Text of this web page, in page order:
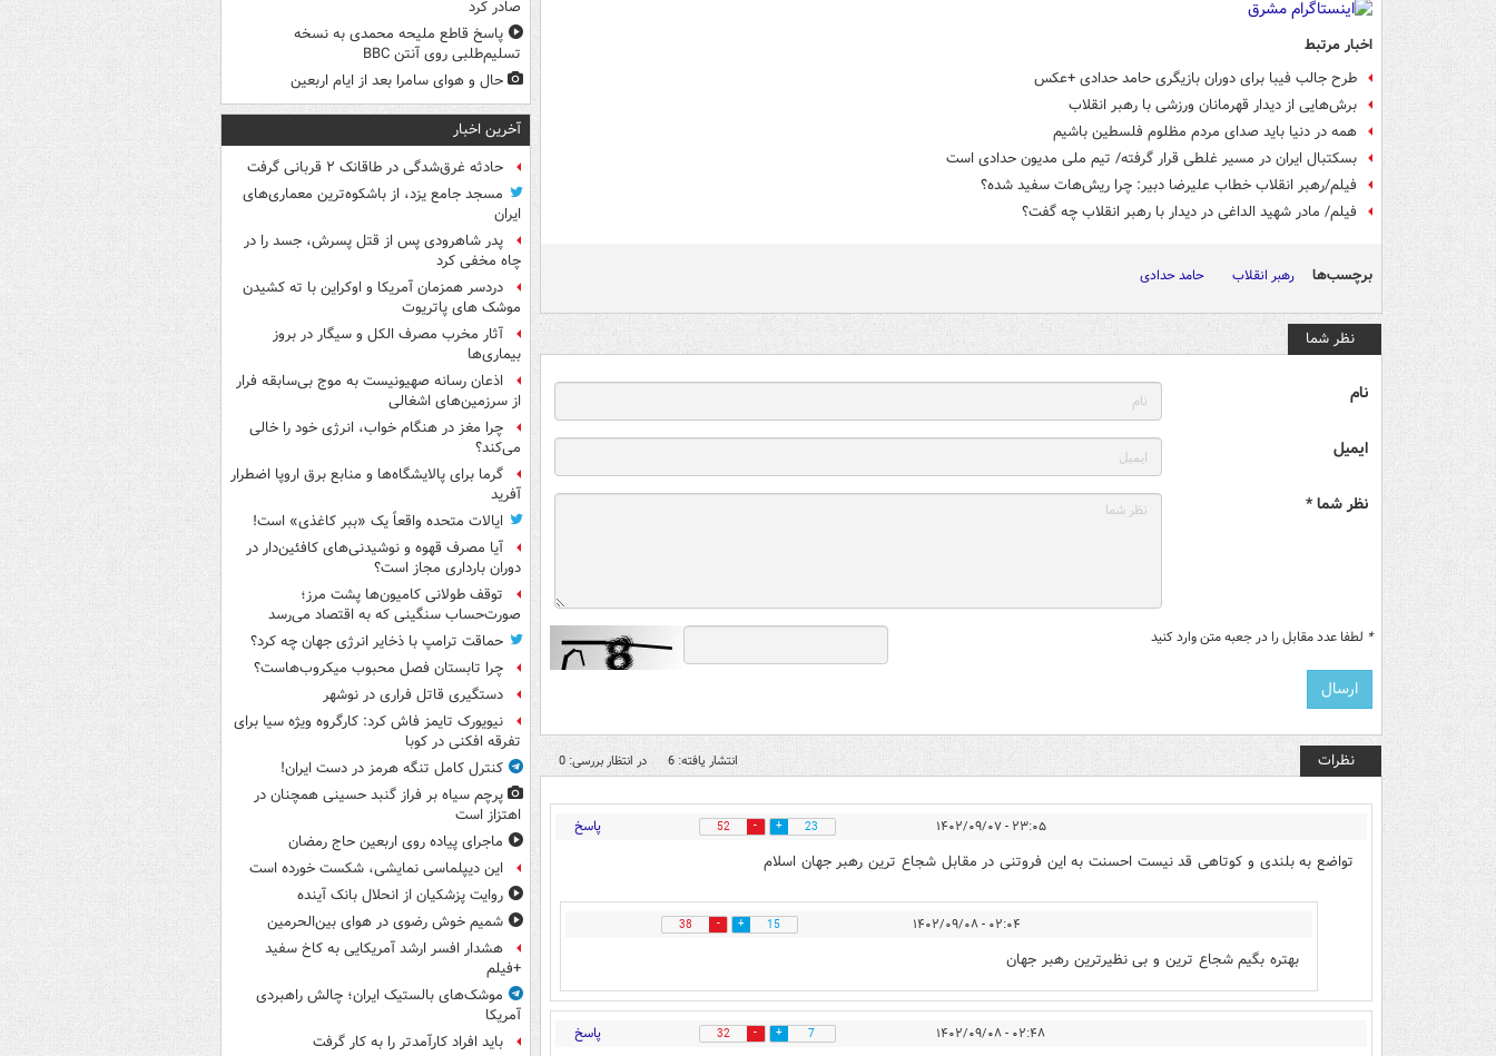
اخبار مرتبط
طرح جالب فیبا برای دوران بازیگری حامد حدادی +عکس
برش‌هایی از دیدار قهرمانان ورزشی با رهبر انقلاب
همه در دنیا باید صدای مردم مظلوم فلسطین باشیم
بسکتبال ایران در مسیر غلطی قرار گرفته/ تیم ملی مدیون حدادی است
فیلم/رهبر انقلاب خطاب علیرضا دبیر: چرا ریش‌هات سفید شده؟
فیلم/ مادر شهید الداغی در دیدار با رهبر انقلاب چه گفت؟
برچسب‌ها رهبر انقلاب حامد حدادی
نظر شما
نام
ایمیل
نظر شما *
* لطفا عدد مقابل را در جعبه متن وارد کنید
نظرات انتشار یافته: 6 در انتظار بررسی: 0
۲۳:۰۵ - ۱۴۰۲/۰۹/۰۷ 23
52 پاسخ
تواضع به بلندی و کوتاهی قد نیست احسنت به این فروتنی در مقابل شجاع ترین رهبر جهان اسلام
۰۲:۰۴ - ۱۴۰۲/۰۹/۰۸ 15
38
بهتره بگیم شجاع ترین و بی نظیرترین رهبر جهان
۰۲:۴۸ - ۱۴۰۲/۰۹/۰۸ 7
32 پاسخ
صادر کرد
پاسخ قاطع ملیحه محمدی به نسخه
تسلیم‌طلبی روی آنتن BBC
حال و هوای سامرا بعد از ایام اربعین
آخرین اخبار
حادثه غرق‌شدگی در طاقانک ۲ قربانی گرفت
مسجد جامع یزد، از باشکوه‌ترین معماری‌های
ایران
پدر شاهرودی پس از قتل پسرش، جسد را در
چاه مخفی کرد
دردسر همزمان آمریکا و اوکراین با ته کشیدن
موشک های پاتریوت
آثار مخرب مصرف الکل و سیگار در بروز
بیماری‌ها
اذعان رسانه صهیونیست به موج بی‌سابقه فرار
از سرزمین‌های اشغالی
چرا مغز در هنگام خواب، انرژی خود را خالی
می‌کند؟
گرما برای پالایشگاه‌ها و منابع برق اروپا اضطرار
آفرید
ایالات متحده واقعاً یک «ببر کاغذی» است!
آیا مصرف قهوه و نوشیدنی‌های کافئین‌دار در
دوران بارداری مجاز است؟
توقف طولانی کامیون‌ها پشت مرز؛
صورت‌حساب سنگینی که به اقتصاد می‌رسد
حماقت ترامپ با ذخایر انرژی جهان چه کرد؟
چرا تابستان فصل محبوب میکروب‌هاست؟
دستگیری قاتل فراری در نوشهر
نیویورک تایمز فاش کرد: کارگروه ویژه سیا برای
تفرقه افکنی در کوبا
کنترل کامل تنگه هرمز در دست ایران!
پرچم سیاه بر فراز گنبد حسینی همچنان در
اهتزاز است
ماجرای پیاده روی اربعین حاج رمضان
این دیپلماسی نمایشی، شکست خورده است
روایت پزشکیان از انحلال بانک آینده
شمیم خوش رضوی در هوای بین‌الحرمین
هشدار افسر ارشد آمریکایی به کاخ سفید
+فیلم
موشک‌های بالستیک ایران؛ چالش راهبردی
آمریکا
باید افراد کارآمدتر را به کار گرفت